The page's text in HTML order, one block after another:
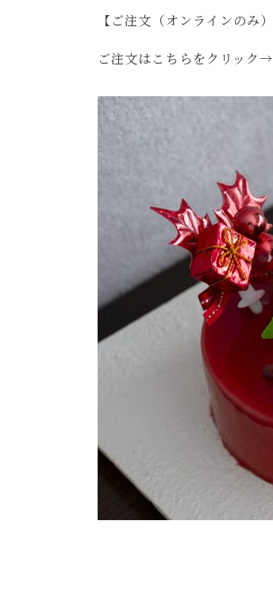
【ご注文（オンラインのみ）
ご注文はこちらをクリック→